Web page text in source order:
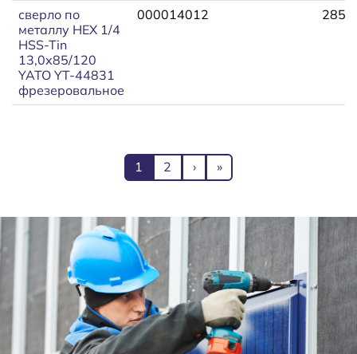
сверло по
металлу HEX 1/4
HSS-Tin
13,0х85/120
YATO YT-44831
фрезеровальное
000014012
Нумерация страницТекущая страница
1 Page
2 Следующая страница
› Последняя страница
»